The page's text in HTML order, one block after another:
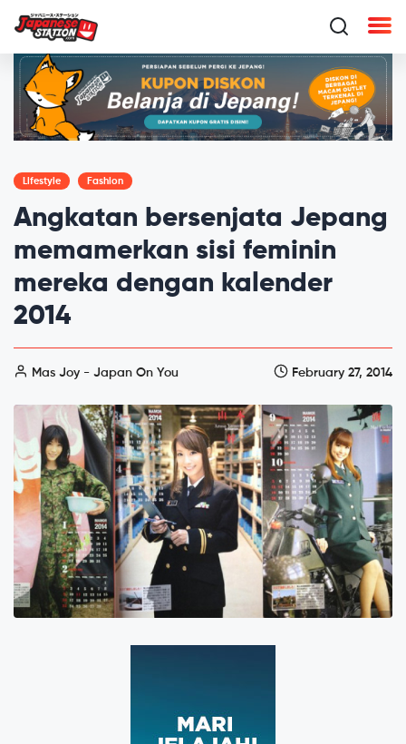
Lifestyle Fashion
Angkatan bersenjata Jepang
memamerkan sisi feminin
mereka dengan kalender
2014
Mas Joy - Japan On You February 27, 2014